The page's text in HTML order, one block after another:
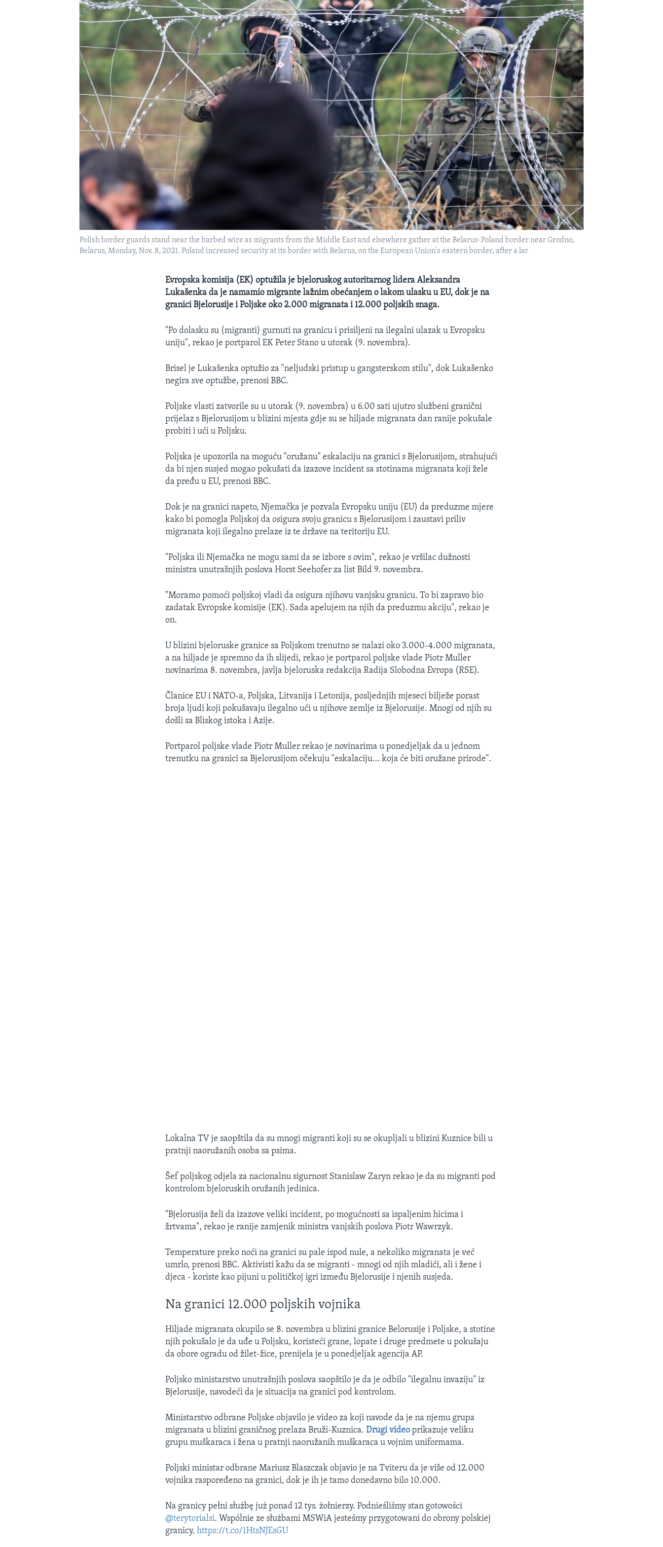
Polish border guards stand near the barbed wire as migrants from the Middle East and elsewhere gather at the Belarus-Poland border near Grodno,
Belarus, Monday, Nov. 8, 2021. Poland increased security at its border with Belarus, on the European Union's eastern border, after a lar
Evropska komisija (EK) optužila je bjeloruskog autoritarnog lidera Aleksandra
Lukašenka da je namamio migrante lažnim obećanjem o lakom ulasku u EU, dok je na
granici Bjelorusije i Poljske oko 2.000 migranata i 12.000 poljskih snaga.
"Po dolasku su (migranti) gurnuti na granicu i prisiljeni na ilegalni ulazak u Evropsku
uniju", rekao je portparol EK Peter Stano u utorak (9. novembra).
Brisel je Lukašenka optužio za "neljudski pristup u gangsterskom stilu", dok Lukašenko
negira sve optužbe, prenosi BBC.
Poljske vlasti zatvorile su u utorak (9. novembra) u 6.00 sati ujutro službeni granični
prijelaz s Bjelorusijom u blizini mjesta gdje su se hiljade migranata dan ranije pokušale
probiti i ući u Poljsku.
Poljska je upozorila na moguću "oružanu" eskalaciju na granici s Bjelorusijom, strahujući
da bi njen susjed mogao pokušati da izazove incident sa stotinama migranata koji žele
da pređu u EU, prenosi BBC.
Dok je na granici napeto, Njemačka je pozvala Evropsku uniju (EU) da preduzme mjere
kako bi pomogla Poljskoj da osigura svoju granicu s Bjelorusijom i zaustavi priliv
migranata koji ilegalno prelaze iz te države na teritoriju EU.
"Poljska ili Njemačka ne mogu sami da se izbore s ovim", rekao je vršilac dužnosti
ministra unutrašnjih poslova Horst Seehofer za list Bild 9. novembra.
"Moramo pomoći poljskoj vladi da osigura njihovu vanjsku granicu. To bi zapravo bio
zadatak Evropske komisije (EK). Sada apelujem na njih da preduzmu akciju", rekao je
on.
U blizini bjeloruske granice sa Poljskom trenutno se nalazi oko 3.000-4.000 migranata,
a na hiljade je spremno da ih slijedi, rekao je portparol poljske vlade Piotr Muller
novinarima 8. novembra, javlja bjeloruska redakcija Radija Slobodna Evropa (RSE).
Članice EU i NATO-a, Poljska, Litvanija i Letonija, posljednjih mjeseci bilježe porast
broja ljudi koji pokušavaju ilegalno ući u njihove zemlje iz Bjelorusije. Mnogi od njih su
došli sa Bliskog istoka i Azije.
Portparol poljske vlade Piotr Muller rekao je novinarima u ponedjeljak da u jednom
trenutku na granici sa Bjelorusijom očekuju "eskalaciju... koja će biti oružane prirode".
Lokalna TV je saopštila da su mnogi migranti koji su se okupljali u blizini Kuznice bili u
pratnji naoružanih osoba sa psima.
Šef poljskog odjela za nacionalnu sigurnost Stanislaw Zaryn rekao je da su migranti pod
kontrolom bjeloruskih oružanih jedinica.
"Bjelorusija želi da izazove veliki incident, po mogućnosti sa ispaljenim hicima i
žrtvama", rekao je ranije zamjenik ministra vanjskih poslova Piotr Wawrzyk.
Temperature preko noći na granici su pale ispod nule, a nekoliko migranata je već
umrlo, prenosi BBC. Aktivisti kažu da se migranti - mnogi od njih mladići, ali i žene i
djeca - koriste kao pijuni u političkoj igri između Bjelorusije i njenih susjeda.
Na granici 12.000 poljskih vojnika
Hiljade migranata okupilo se 8. novembra u blizini granice Belorusije i Poljske, a stotine
njih pokušalo je da uđe u Poljsku, koristeći grane, lopate i druge predmete u pokušaju
da obore ogradu od žilet-žice, prenijela je u ponedjeljak agencija AP.
Poljsko ministarstvo unutrašnjih poslova saopštilo je da je odbilo "ilegalnu invaziju" iz
Bjelorusije, navodeći da je situacija na granici pod kontrolom.
Ministarstvo odbrane Poljske objavilo je video za koji navode da je na njemu grupa
migranata u blizini graničnog prelaza Bruži-Kuznica.Drugi video prikazuje veliku
grupu muškaraca i žena u pratnji naoružanih muškaraca u vojnim uniformama.
Poljski ministar odbrane Mariusz Blaszczak objavio je na Tviteru da je više od 12.000
vojnika raspoređeno na granici, dok je ih je tamo donedavno bilo 10.000.
Na granicy pełni służbę już ponad 12 tys. żołnierzy. Podnieśliśmy stan gotowości
@terytorialsi. Wspólnie ze służbami MSWiA jesteśmy przygotowani do obrony polskiej
granicy.https://t.co/1HtsNJEsGU